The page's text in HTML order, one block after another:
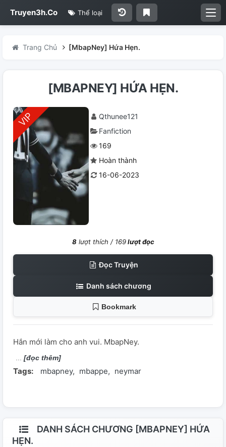
Truyen3h.Co Thể loại
Trang Chủ [MbapNey] Hứa Hẹn.
[MBAPNEY] HỨA HẸN.
Qthunee121
Fanfiction
169
Hoàn thành
16-06-2023
8lượt thích / 169lượt đọc
Đọc Truyện
Danh sách chương
Bookmark
Hắn mới làm cho anh vui. MbapNey.
[đọc thêm]
Tags: mbapney mbappe neymar
DANH SÁCH CHƯƠNG [MBAPNEY] HỨA
HẸN.